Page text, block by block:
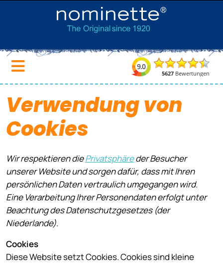
Verwendung von
Cookies
Wir respektieren diePrivatsphäreder Besucher
unserer Website und sorgen dafür, dass mit Ihren
persönlichen Daten vertraulich umgegangen wird.
Eine Verarbeitung Ihrer Personendaten erfolgt unter
Beachtung des Datenschutzgesetzes (der
Niederlande).
Cookies
Diese Website setzt Cookies. Cookies sind kleine